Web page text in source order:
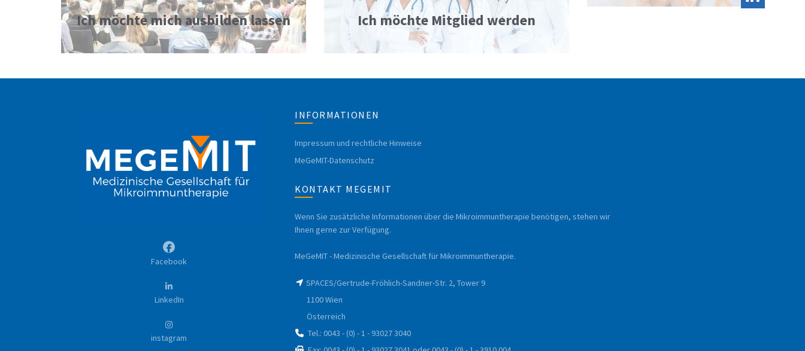
Ich möchte mich ausbilden lassen Ich möchte Mitglied werden
Facebook
LinkedIn
instagram
INFORMATIONEN
Impressum und rechtliche Hinweise
MeGeMIT-Datenschutz
KONTAKT MEGEMIT
Wenn Sie zusätzliche Informationen über die Mikroimmuntherapie benötigen, stehen wir
Ihnen gerne zur Verfügung.
MeGeMIT - Medizinische Gesellschaft für Mikroimmuntherapie.
SPACES/Gertrude-Fröhlich-Sandner-Str. 2, Tower 9
1100 Wien
Österreich
Tel.: 0043 - (0) - 1 - 93027 3040